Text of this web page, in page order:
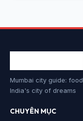
Mumbai city guide:
India's city of dreams
CHUYÊN MỤC